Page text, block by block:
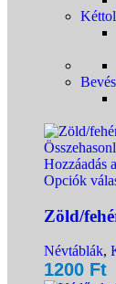
Hozzáadás
Opciók
Zöld/
Névtáblák,
1200 Ft